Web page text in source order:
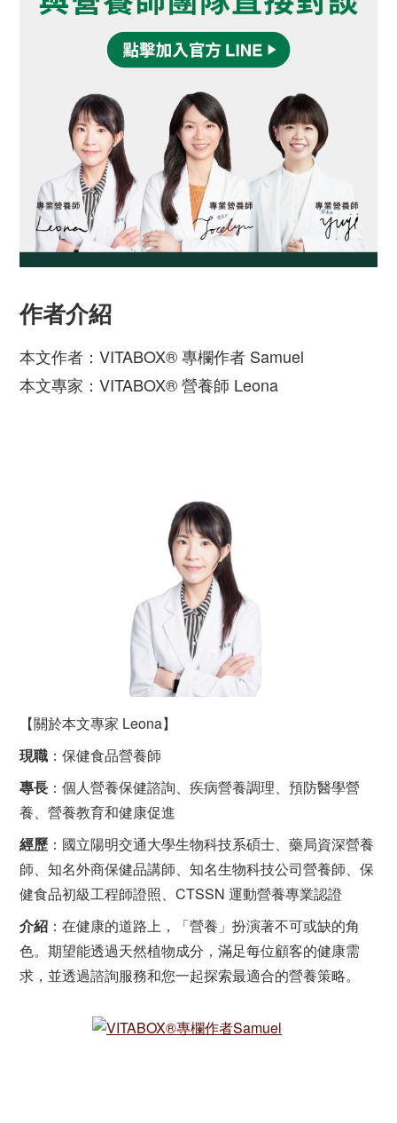
作者介紹
本文作者：VITABOX® 專欄作者 Samuel
本文專家：VITABOX® 營養師 Leona
【關於本文專家 Leona】
現職 ：保健食品營養師
專長 ：個人營養保健諮詢、疾病營養調理、預防醫學營
養、營養教育和健康促進
經歷 ：國立陽明交通大學生物科技系碩士、藥局資深營養
師、知名外商保健品講師、知名生物科技公司營養師、保
健食品初級工程師證照、CTSSN 運動營養專業認證
介紹 ：在健康的道路上，「營養」扮演著不可或缺的角
色。期望能透過天然植物成分，滿足每位顧客的健康需
求，並透過諮詢服務和您一起探索最適合的營養策略。